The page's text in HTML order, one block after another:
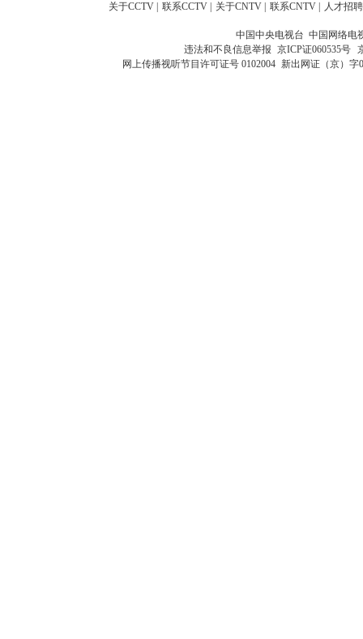
关于CCTV 联系CCTV 关于CNTV 联系CNTV 人才招聘
中国中央电视台 中国网络电
违法和不良信息举报 京ICP证060535号
网上传播视听节目许可证号 0102004 新出网证（京）